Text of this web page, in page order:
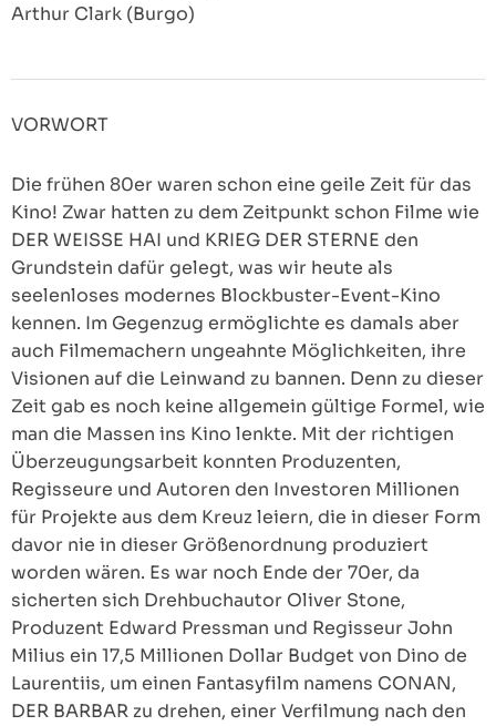
Arthur Clark (Burgo)
VORWORT
Die frühen 80er waren schon eine geile Zeit für das
Kino! Zwar hatten zu dem Zeitpunkt schon Filme wie
DER WEISSE HAI und KRIEG DER STERNE den
Grundstein dafür gelegt, was wir heute als
seelenloses modernes Blockbuster-Event-Kino
kennen. Im Gegenzug ermöglichte es damals aber
auch Filmemachern ungeahnte Möglichkeiten, ihre
Visionen auf die Leinwand zu bannen. Denn zu dieser
Zeit gab es noch keine allgemein gültige Formel, wie
man die Massen ins Kino lenkte. Mit der richtigen
Überzeugungsarbeit konnten Produzenten,
Regisseure und Autoren den Investoren Millionen
für Projekte aus dem Kreuz leiern, die in dieser Form
davor nie in dieser Größenordnung produziert
worden wären. Es war noch Ende der 70er, da
sicherten sich Drehbuchautor Oliver Stone,
Produzent Edward Pressman und Regisseur John
Milius ein 17,5 Millionen Dollar Budget von Dino de
Laurentiis, um einen Fantasyfilm namens CONAN,
DER BARBAR zu drehen, einer Verfilmung nach den